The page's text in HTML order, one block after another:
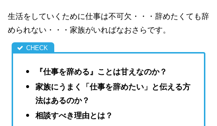
生活をしていくために仕事は不可欠・・・辞めたくても辞
められない・・・家族がいればなおさらです。
『仕事を辞める』ことは甘えなのか？
家族にうまく「仕事を辞めたい」と伝える方
法はあるのか？
相談すべき理由とは？